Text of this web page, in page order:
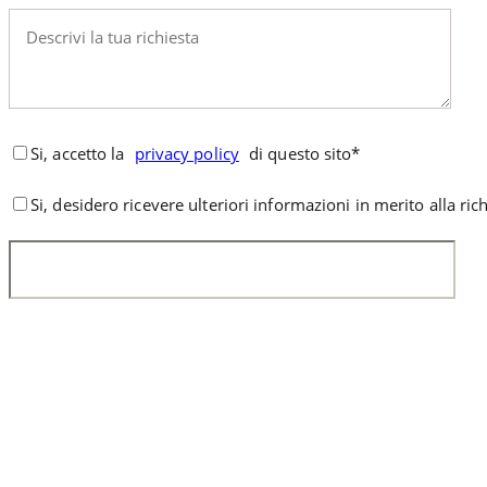
Si, accetto la privacy policy di questo sito*
Si, desidero ricevere ulteriori informazioni in merito alla